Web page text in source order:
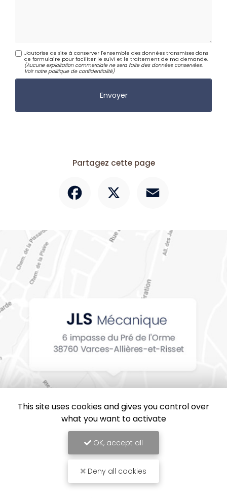
J'autorise ce site à conserver l'ensemble des données transmises dans
ce formulaire pour faciliter le suivi et le traitement de ma demande.
(Aucune exploitation commerciale ne sera faite des données conservées.
Voir notrepolitique de confidentialité)
Partagez cette page
JLS Mécanique, Entreprise de mécanique industrielle en Isère
Mentions légales
Liens utiles
This site uses cookies and gives you control over
what you want to activate
OK, accept all
Deny all cookies